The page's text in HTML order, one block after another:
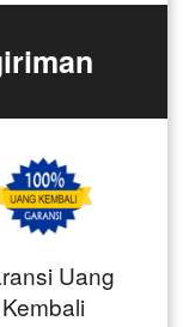
Uang
Kembali